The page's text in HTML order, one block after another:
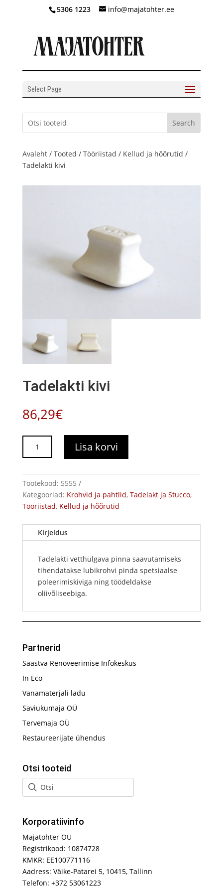
5306 1223 info@majatohter.ee
Select Page
Avaleht/ Tooted / Tööriistad / Kellud ja hõõrutid /
Tadelakti kivi
Tadelakti kivi
86,29€
Lisa korvi
Tootekood: 5555
Kategooriad: Krohvid ja pahtlid, Tadelakt ja Stucco,
Tööriistad, Kellud ja hõõrutid
Kirjeldus
Tadelakti vetthülgava pinna saavutamiseks
tihendatakse lubikrohvi pinda spetsiaalse
poleerimiskiviga ning töödeldakse
oliivõliseebiga.
Partnerid
Säästva Renoveerimise Infokeskus
In Eco
Vanamaterjali ladu
Saviukumaja OÜ
Tervemaja OÜ
Restaureerijate ühendus
Otsi tooteid
Korporatiivinfo
Majatohter OÜ
Registrikood: 10874728
KMKR: EE100771116
Aadress: Väike-Patarei 5, 10415, Tallinn
Telefon: +372 53061223